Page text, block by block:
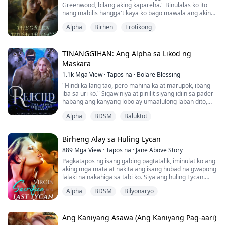
Si Aiden Russo a...
Greenwood, bilang aking kapareha." Binulalas ko ito
nang mabilis hangga't kaya ko bago mawala ang aking
aking dibdib habang sinasabi ko ito at mahigpit kong
galit. Ang lalaking nasa harapang upuan ay...
Alpha Birhen Erotikong
TINANGGIHAN: Ang Alpha sa Likod ng
Maskara
1.1k Mga View·Tapos na · Bolare Blessing
"Hindi ka lang tao, pero mahina ka at marupok, ibang-
iba sa uri ko." Sigaw niya at pinilit siyang idiin sa pader
habang ang kanyang lobo ay umaalulong laban dito,
kanyang mga mata na puno ng takot at sakit.
ko, at mahal ko ang iba at gagawi...
Alpha BDSM Baluktot
Birheng Alay sa Huling Lycan
889 Mga View·Tapos na · Jane Above Story
Pagkatapos ng isang gabing pagtatalik, iminulat ko ang
aking mga mata at nakita ang isang hubad na gwapong
lalaki na nakahiga sa tabi ko. Siya ang huling Lycan.
Ayon sa mga tsismis, ang huling Lycan ay nababaliw
Alpha BDSM Bilyonaryo
Ang Kaniyang Asawa (Ang Kaniyang Pag-aari)